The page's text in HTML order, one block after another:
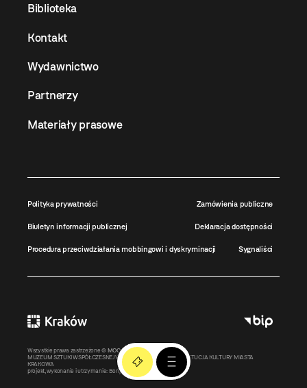
Biblioteka
Kontakt
Wydawnictwo
Partnerzy
Materiały prasowe
Polityka prywatności Zamówienia publiczne
Biuletyn informacji publicznej Deklaracja dostępności
Procedura przeciwdziałania mobbingowi i dyskryminacji Sygnaliści
Wszystkie prawa zastrzeżone © MOCAK2011-2026
MUZEUM SZTUKI WSPÓŁCZESNEJ W KRAKOWIE MOCAK – INSTYTUCJA KULTURY MIASTA
KRAKOWA
projekt, wykonanie i utrzymanie: Bonjour.pl